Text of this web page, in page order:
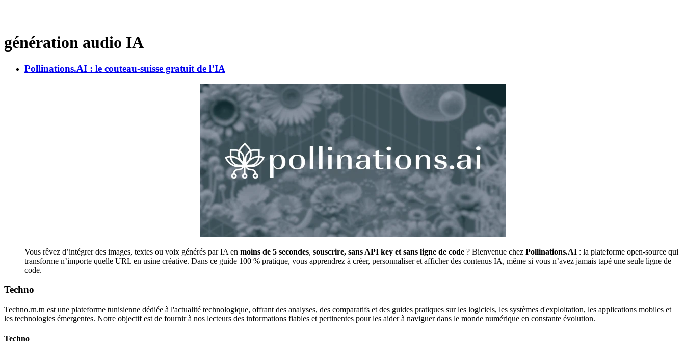
génération audio IA
Pollinations.AI : le couteau-suisse gratuit de l’IA
Vous rêvez d’intégrer des images, textes ou voix générés par IA en moins de 5 secondes, souscrire, sans API key et sans ligne de code ? Bienvenue chez Pollinations.AI : la plateforme open-source qui
transforme n’importe quelle URL en usine créative. Dans ce guide 100 % pratique, vous apprendrez à créer, personnaliser et afficher des contenus IA, même si vous n’avez jamais tapé une seule ligne de
code.
Techno
Techno.rn.tn est une plateforme tunisienne dédiée à l'actualité technologique, offrant des analyses, des comparatifs et des guides pratiques sur les logiciels, les systèmes d'exploitation, les applications mobiles et
les technologies émergentes. Notre objectif est de fournir à nos lecteurs des informations fiables et pertinentes pour les aider à naviguer dans le monde numérique en constante évolution.
Techno